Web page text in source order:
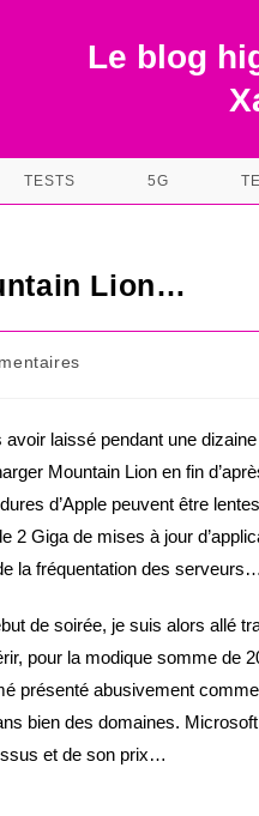
Le blog
TESTS 5G
Lion…
avoir laissé pendant une
Mountain Lion en fin
d’Apple peuvent être
2 Giga de mises à jour
la fréquentation des serveurs…
de soirée, je suis alors allé
pour la modique somme de
présenté abusivement
bien des domaines.
et de son prix…